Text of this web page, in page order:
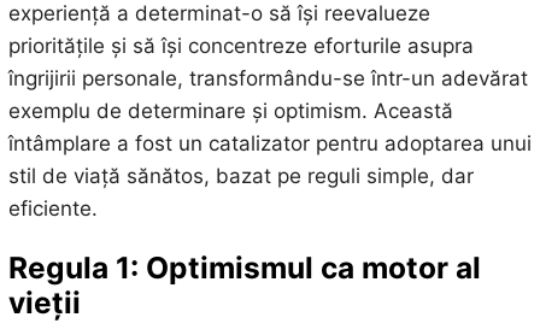
experiență a determinat-o să își reevalueze
prioritățile și să își concentreze eforturile asupra
îngrijirii personale, transformându-se într-un adevărat
exemplu de determinare și optimism. Această
întâmplare a fost un catalizator pentru adoptarea unui
stil de viață sănătos, bazat pe reguli simple, dar
eficiente.
Regula 1: Optimismul ca motor al
vieții